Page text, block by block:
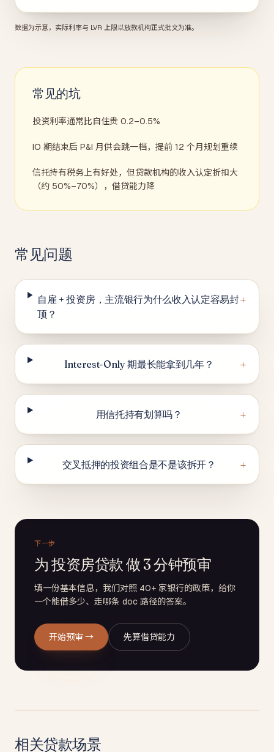
数据为示意，实际利率与 LVR 上限以放款机构正式批文为准。
常见的坑
投资利率通常比自住贵 0.2–0.5%
IO 期结束后 P&I 月供会跳一档，提前 12 个月规划重续
信托持有税务上有好处，但贷款机构的收入认定折扣大
（约 50%–70%），借贷能力降
常见问题
自雇 + 投资房，主流银行为什么收入认定容易封
顶？
+
Interest-Only 期最长能拿到几年？ +
用信托持有划算吗？ +
交叉抵押的投资组合是不是该拆开？ +
下一步
为 投资房贷款 做 3 分钟预审
填一份基本信息，我们对照 40+ 家银行的政策，给你
一个能借多少、走哪条 doc 路径的答案。
开始预审 → 先算借贷能力
相关贷款场景